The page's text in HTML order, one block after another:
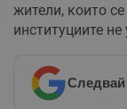
жители, които
институциите
Следвай